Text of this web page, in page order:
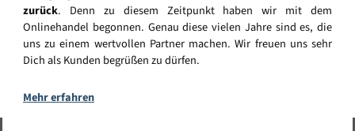
zurück. Denn zu diesem Zeitpunkt haben wir mit dem
Onlinehandel begonnen. Genau diese vielen Jahre sind es, die
uns zu einem wertvollen Partner machen. Wir freuen uns sehr
Dich als Kunden begrüßen zu dürfen.
Mehr erfahren